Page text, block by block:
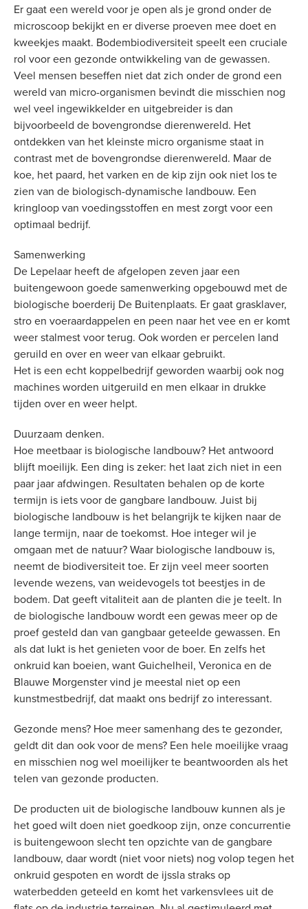
Er gaat een wereld voor je open als je grond onder de
microscoop bekijkt en er diverse proeven mee doet en
kweekjes maakt. Bodembiodiversiteit speelt een cruciale
rol voor een gezonde ontwikkeling van de gewassen.
Veel mensen beseffen niet dat zich onder de grond een
wereld van micro-organismen bevindt die misschien nog
wel veel ingewikkelder en uitgebreider is dan
bijvoorbeeld de bovengrondse dierenwereld. Het
ontdekken van het kleinste micro organisme staat in
contrast met de bovengrondse dierenwereld. Maar de
koe, het paard, het varken en de kip zijn ook niet los te
zien van de biologisch-dynamische landbouw. Een
kringloop van voedingsstoffen en mest zorgt voor een
optimaal bedrijf.
Samenwerking
De Lepelaar heeft de afgelopen zeven jaar een
buitengewoon goede samenwerking opgebouwd met de
biologische boerderij De Buitenplaats. Er gaat grasklaver,
stro en voeraardappelen en peen naar het vee en er komt
weer stalmest voor terug. Ook worden er percelen land
geruild en over en weer van elkaar gebruikt.
Het is een echt koppelbedrijf geworden waarbij ook nog
machines worden uitgeruild en men elkaar in drukke
tijden over en weer helpt.
Duurzaam denken.
Hoe meetbaar is biologische landbouw? Het antwoord
blijft moeilijk. Een ding is zeker: het laat zich niet in een
paar jaar afdwingen. Resultaten behalen op de korte
termijn is iets voor de gangbare landbouw. Juist bij
biologische landbouw is het belangrijk te kijken naar de
lange termijn, naar de toekomst. Hoe integer wil je
omgaan met de natuur? Waar biologische landbouw is,
neemt de biodiversiteit toe. Er zijn veel meer soorten
levende wezens, van weidevogels tot beestjes in de
bodem. Dat geeft vitaliteit aan de planten die je teelt. In
de biologische landbouw wordt een gewas meer op de
proef gesteld dan van gangbaar geteelde gewassen. En
als dat lukt is het genieten voor de boer. En zelfs het
onkruid kan boeien, want Guichelheil, Veronica en de
Blauwe Morgenster vind je meestal niet op een
kunstmestbedrijf, dat maakt ons bedrijf zo interessant.
Gezonde mens? Hoe meer samenhang des te gezonder,
geldt dit dan ook voor de mens? Een hele moeilijke vraag
en misschien nog wel moeilijker te beantwoorden als het
telen van gezonde producten.
De producten uit de biologische landbouw kunnen als je
het goed wilt doen niet goedkoop zijn, onze concurrentie
is buitengewoon slecht ten opzichte van de gangbare
landbouw, daar wordt (niet voor niets) nog volop tegen het
onkruid gespoten en wordt de ijssla straks op
waterbedden geteeld en komt het varkensvlees uit de